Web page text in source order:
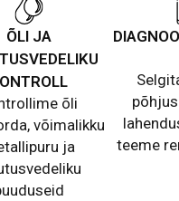
ÕLI JA
õli
võimalikku
ja
teeme